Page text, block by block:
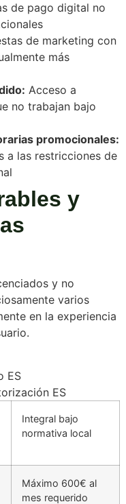
de pago digital no
de marketing con
más
Acceso a
no trabajan bajo
promocionales:
a las restricciones de
y
y no
varios
en la experiencia
ES
ES
Integral bajo
normativa local
Máximo 600€ al
mes requerido